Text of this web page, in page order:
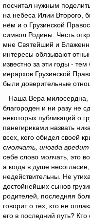
посчитал нужным
на небеса Илии Второго,
нём и о Грузинской
символ Родины. Честь
мне Святейший и
интересы обязывают
известно за эти годы -
иерархов Грузинской
были доверительные
Наша Вера милосердна,
благороден и ни разу не
некоторых публикаций о
панегириками назвать
всех, кого обидел своей
смолчать, иногда
себе слово молчать, это
а когда в душе
недействительны. Не
достойнейших сынов
родителей, последняя
говорит о тех, кто не
его в последний путь?